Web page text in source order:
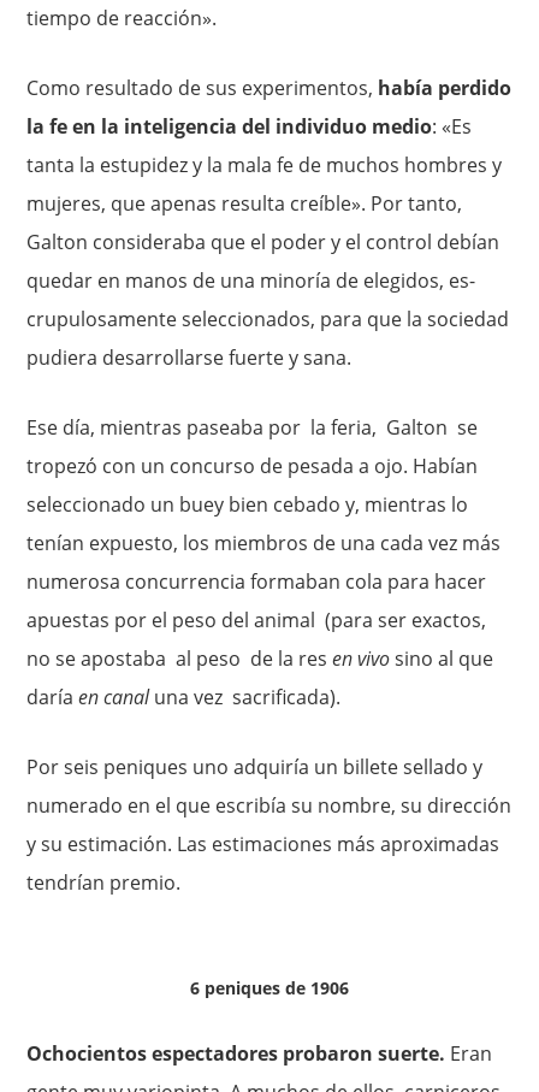
tiempo de reacción».
Como resultado de sus experimentos, había perdido
la fe en la inteligencia del individuo medio: «Es
tanta la estupidez y la mala fe de muchos hombres y
mujeres, que apenas resulta creíble». Por tanto,
Galton consideraba que el poder y el control debían
quedar en manos de una minoría de elegidos, es­
crupulosamente seleccionados, para que la sociedad
pudiera desarrollarse fuerte y sana.
Ese día, mientras paseaba por la feria, Galton se
tropezó con un concurso de pesada a ojo. Habían
seleccionado un buey bien cebado y, mientras lo
tenían expuesto, los miembros de una cada vez más
numerosa concurrencia formaban cola para hacer
apuestas por el peso del animal (para ser exactos,
no se apostaba al peso de la resen vivosino al que
daríaen canaluna vez sacrificada).
Por seis peniques uno adquiría un billete sellado y
numerado en el que escribía su nombre, su dirección
y su estimación. Las estimaciones más aproxi­madas
tendrían premio.
6 peniques de 1906
Ochocientos espectadores probaron suerte. Eran